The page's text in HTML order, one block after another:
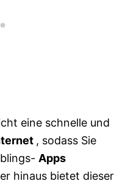
eine schnelle und
, sodass Sie
Apps
hinaus bietet dieser